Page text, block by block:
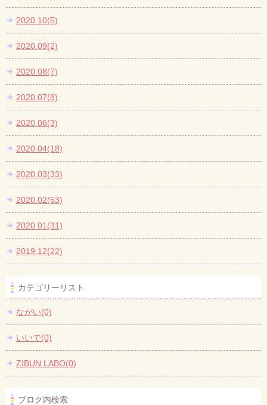
2020.10(5)
2020.09(2)
2020.08(7)
2020.07(8)
2020.06(3)
2020.04(18)
2020.03(33)
2020.02(53)
2020.01(31)
2019.12(22)
カテゴリーリスト
ながい(0)
いいで(0)
ZIBUN LABO(0)
ブログ内検索